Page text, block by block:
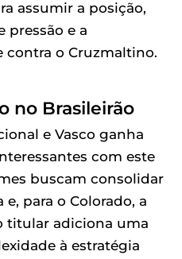
assumir a posição,
pressão e a
o Cruzmaltino.
no Brasileirão
e Vasco ganha
com este
buscam consolidar
para o Colorado, a
titular adiciona uma
à estratégia